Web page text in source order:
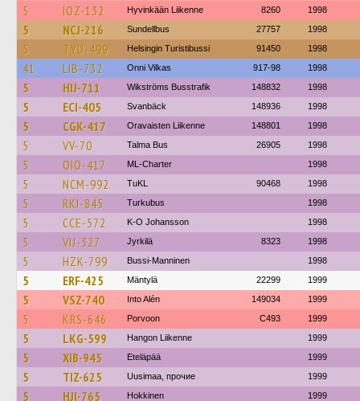
5 IOZ-132 Hyvinkään Liikenne 8260 1998
5 NCJ-216 Sundellbus 27757 1998
5 TYU-499 Helsingin Turistibussi 91450 1998
41 LIB-732 Onni Vilkas 917-98 1998
5 HIJ-711 Wikströms Busstrafik 148832 1998
5 ECI-405 Svanbäck 148936 1998
5 CGK-417 Oravaisten Liikenne 148801 1998
5 VV-70 Talma Bus 26905 1998
5 OIO-417 ML-Charter 1998
5 NCM-992 TuKL 90468 1998
5 RKI-845 Turkubus 1998
5 CCE-572 K-O Johansson 1998
5 VIJ-327 Jyrkilä 8323 1998
5 HZK-799 Bussi-Manninen 1998
5 ERF-425 Mäntylä 22299 1999
5 VSZ-740 Into Alén 149034 1999
5 KRS-646 Porvoon C493 1999
5 LKG-599 Hangon Liikenne 1999
5 XIB-945 Eteläpää 1999
5 TIZ-625 Uusimaa, прочие 1999
5 HJI-765 Hokkinen 1999